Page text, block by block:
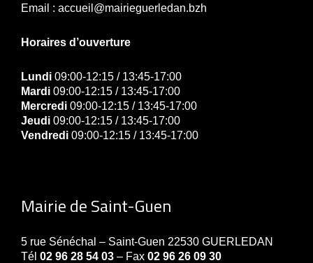
Email : accueil@mairieguerledan.bzh
Horaires d’ouverture
Lundi 09:00-12:15 / 13:45-17:00
Mardi 09:00-12:15 / 13:45-17:00
Mercredi 09:00-12:15 / 13:45-17:00
Jeudi 09:00-12:15 / 13:45-17:00
Vendredi 09:00-12:15 / 13:45-17:00
Mairie de Saint-Guen
5 rue Sénéchal – Saint-Guen 22530 GUERLEDAN
Tél 02 96 28 54 03 – Fax 02 96 26 09 30